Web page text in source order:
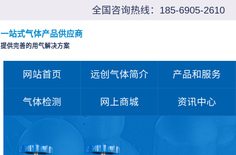
全国咨询热线： 185-6905-2610
一站式气体产品供应商
提供完善的用气解决方案
网站首页 远创气体简介 产品和服务
气体检测 网上商城 资讯中心